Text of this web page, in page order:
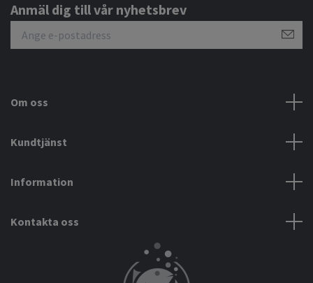
Anmäl dig till vår nyhetsbrev
Om oss
Kundtjänst
Information
Kontakta oss